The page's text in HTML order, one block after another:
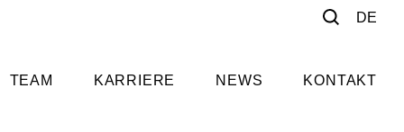
DE
TEAM KARRIERE NEWS KONTAKT